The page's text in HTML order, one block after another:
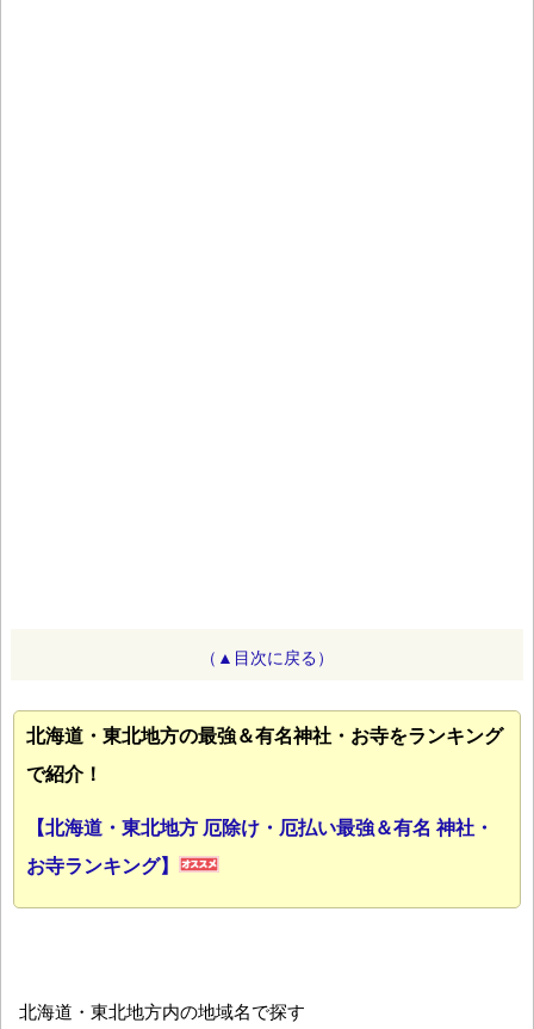
（▲目次に戻る）
北海道・東北地方の最強＆有名神社・お寺をランキング
で紹介！
【北海道・東北地方 厄除け・厄払い最強＆有名 神社・
お寺ランキング】
北海道・東北地方内の地域名で探す